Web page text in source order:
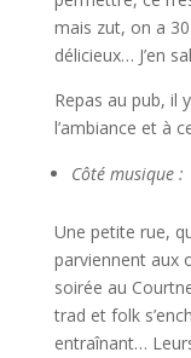
mais zut, on a
délicieux… J’en
Repas au pub, il
l’ambiance et à
Côté musique :
Une petite rue,
parviennent aux
soirée au
trad et folk
entraînant…